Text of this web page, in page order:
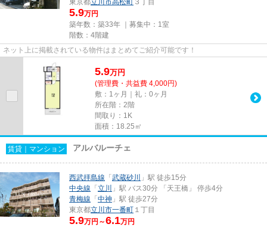
5.9万円
築年数：築33年 ｜募集中： 1室
階数：4階建
ネット上に掲載されている物件はまとめてご紹介可能です！
5.9万円
(管理費・共益費 4,000円)
敷：1ヶ月｜礼：0ヶ月
所在階：2階
間取り：1K
面積：18.25㎡
賃貸｜マンション アルバルーチェ
西武拝島線 「武蔵砂川
」駅 徒歩15分
中央線 「立川
」駅 バス30分 「天王橋」 停歩4分
青梅線 「中神 」駅 徒歩27分
東京都立川市一番町 １丁目
5.9万円～6.1万円